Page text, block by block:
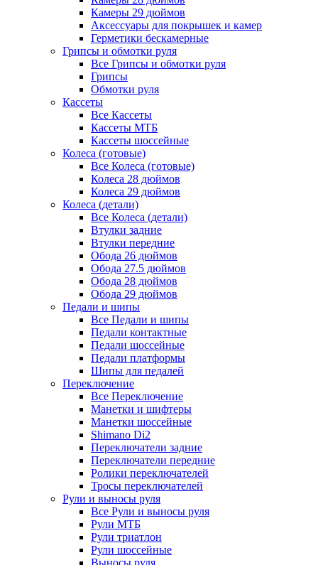
Камеры 29 дюймов
Аксессуары для покрышек и камер
Герметики бескамерные
Грипсы и обмотки руля
Все Грипсы и обмотки руля
Грипсы
Обмотки руля
Кассеты
Все Кассеты
Кассеты МТБ
Кассеты шоссейные
Колеса (готовые)
Все Колеса (готовые)
Колеса 28 дюймов
Колеса 29 дюймов
Колеса (детали)
Все Колеса (детали)
Втулки задние
Втулки передние
Обода 26 дюймов
Обода 27.5 дюймов
Обода 28 дюймов
Обода 29 дюймов
Педали и шипы
Все Педали и шипы
Педали контактные
Педали шоссейные
Педали платформы
Шипы для педалей
Переключение
Все Переключение
Манетки и шифтеры
Манетки шоссейные
Shimano Di2
Переключатели задние
Переключатели передние
Ролики переключателей
Тросы переключателей
Рули и выносы руля
Все Рули и выносы руля
Рули МТБ
Рули триатлон
Рули шоссейные
Выносы руля